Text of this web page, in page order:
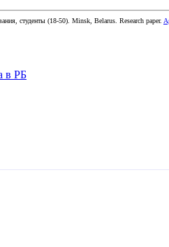
студенты (18-50). Minsk, Belarus. Research paper.
в РБ